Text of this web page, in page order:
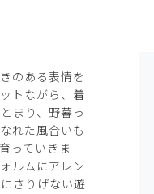
のある表情を
トながら、着
まり、野暮っ
れた風合いも
っていきま
ルムにアレン
さりげない遊